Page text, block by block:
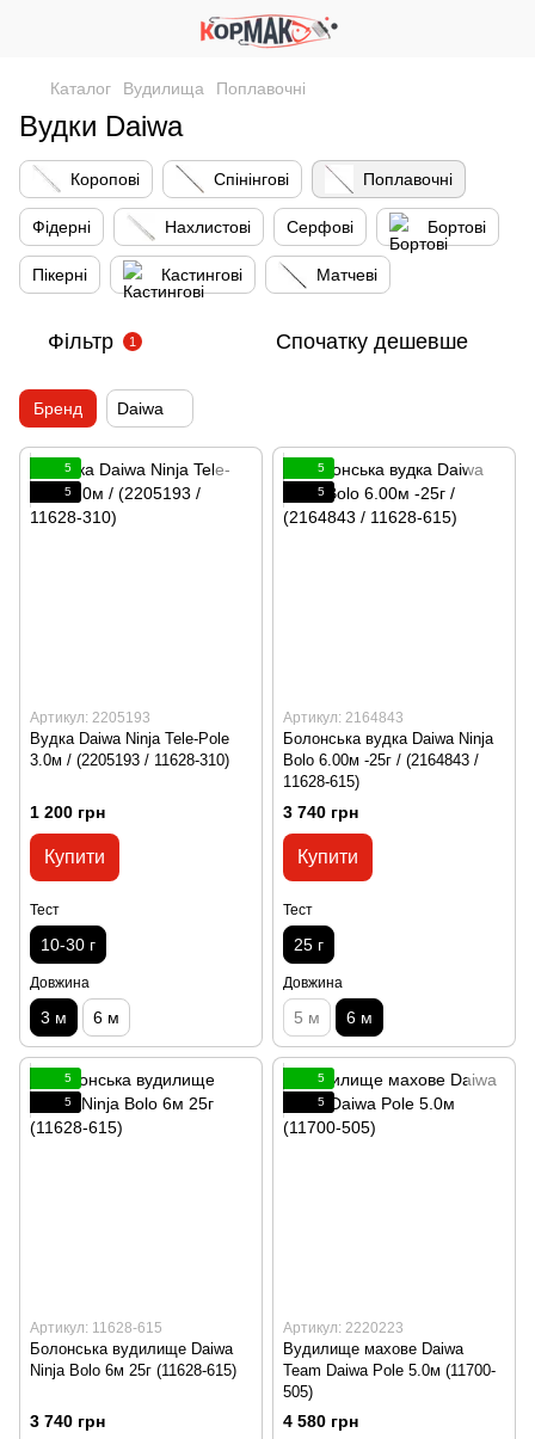
Каталог Вудилища Поплавочні
Вудки Daiwa
Коропові Спінінгові Поплавочні
Фідерні Нахлистові Серфові Бортові
Пікерні Кастингові Матчеві
Фільтр 1 Спочатку дешевше
Бренд Daiwa
5
5
Артикул: 2205193
Вудка Daiwa Ninja Tele-Pole
3.0м / (2205193 / 11628-310)
1 200 грн
Купити
Тест
10-30 г
Довжина
3 м 6 м
5
5
Артикул: 2164843
Болонська вудка Daiwa Ninja
Bolo 6.00м -25г / (2164843 /
11628-615)
3 740 грн
Купити
Тест
25 г
Довжина
5 м 6 м
5
5
Артикул: 11628-615
Болонська вудилище Daiwa
Ninja Bolo 6м 25г (11628-615)
3 740 грн
5
5
Артикул: 2220223
Вудилище махове Daiwa
Team Daiwa Pole 5.0м (11700-
505)
4 580 грн